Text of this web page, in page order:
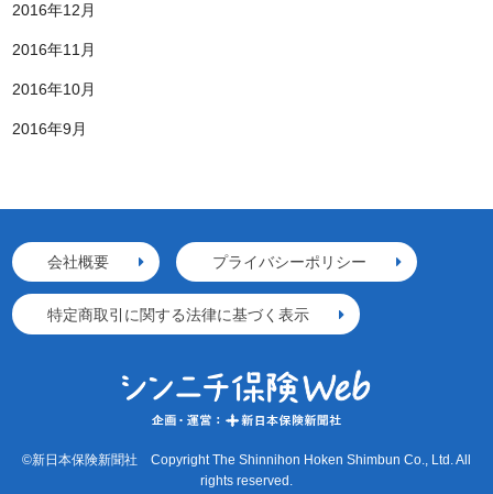
2016年12月
2016年11月
2016年10月
2016年9月
会社概要 プライバシーポリシー
特定商取引に関する法律に基づく表示
©新日本保険新聞社 Copyright The Shinnihon Hoken Shimbun Co., Ltd. All
rights reserved.